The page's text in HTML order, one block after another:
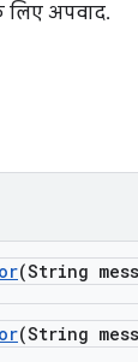
अपवाद.
(String
(String